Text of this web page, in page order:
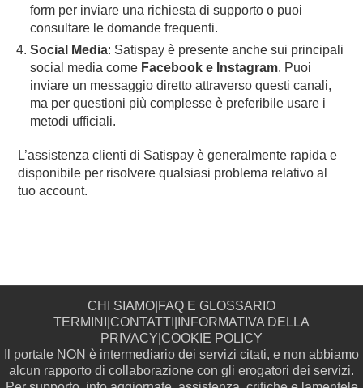
form per inviare una richiesta di supporto o puoi
consultare le domande frequenti.
Social Media: Satispay è presente anche sui principali
social media come Facebook e Instagram. Puoi
inviare un messaggio diretto attraverso questi canali,
ma per questioni più complesse è preferibile usare i
metodi ufficiali.
L’assistenza clienti di Satispay è generalmente rapida e
disponibile per risolvere qualsiasi problema relativo al
tuo account.
CHI SIAMO FAQ E GLOSSARIO
TERMINI
CONTATTI
INFORMATIVA DELLA
PRIVACY COOKIE POLICY
Il portale NON è intermediario dei servizi citati, e non abbiamo
alcun rapporto di collaborazione con gli erogatori dei servizi.